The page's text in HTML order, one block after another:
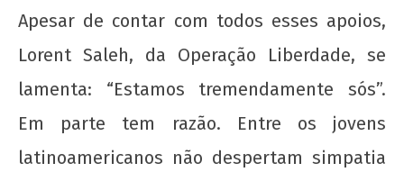
Apesar de contar com todos esses apoios,
Lorent Saleh, da Operação Liberdade, se
lamenta: “Estamos tremendamente sós”.
Em parte tem razão. Entre os jovens
latinoamericanos não despertam simpatia